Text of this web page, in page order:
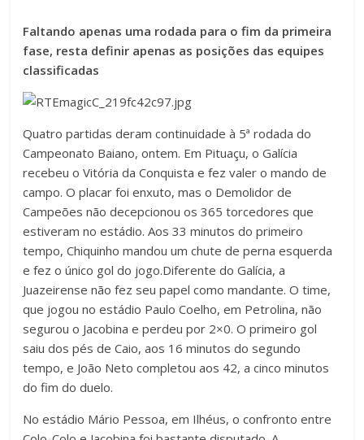
Faltando apenas uma rodada para o fim da primeira
fase, resta definir apenas as posições das equipes
classificadas
Quatro partidas deram continuidade à 5ª rodada do
Campeonato Baiano, ontem. Em Pituaçu, o Galícia
recebeu o Vitória da Conquista e fez valer o mando de
campo. O placar foi enxuto, mas o Demolidor de
Campeões não decepcionou os 365 torcedores que
estiveram no estádio. Aos 33 minutos do primeiro
tempo, Chiquinho mandou um chute de perna esquerda
e fez o único gol do jogo.Diferente do Galícia, a
Juazeirense não fez seu papel como mandante. O time,
que jogou no estádio Paulo Coelho, em Petrolina, não
segurou o Jacobina e perdeu por 2×0. O primeiro gol
saiu dos pés de Caio, aos 16 minutos do segundo
tempo, e João Neto completou aos 42, a cinco minutos
do fim do duelo.
No estádio Mário Pessoa, em Ilhéus, o confronto entre